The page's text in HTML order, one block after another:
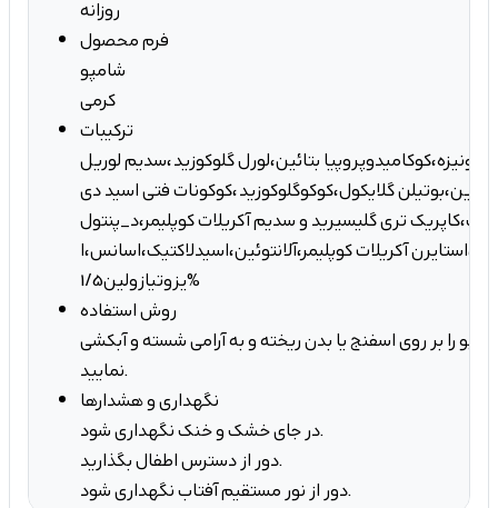
روزانه
فرم محصول
شامپو
کرمی
ترکیبات
دیونیزه،کوکامیدوپروپیا بتائین،لورل گلوکوزید،سدیم لوریل
گلایکول،کوکوگلوکوزید،کوکونات فتی اسید دی
تری گلیسیرید و سدیم آکریلات کوپلیمر،د_پنتول
،استایرن آکریلات کوپلیمر،آلانتوئین،اسیدلاکتیک،اسانس،ا
یزوتیازولین1/5%
روش استفاده
را بر روی اسفنج یا بدن ریخته و به آرامی شسته و آبکشی
نمایید.
نگهداری و هشدارها
در جای خشک و خنک نگهداری شود.
دور از دسترس اطفال بگذارید.
دور از نور مستقیم آفتاب نگهداری شود.